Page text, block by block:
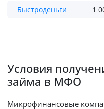
Быстроденьги 1
Условия
займа в МФО
Микрофинансовые